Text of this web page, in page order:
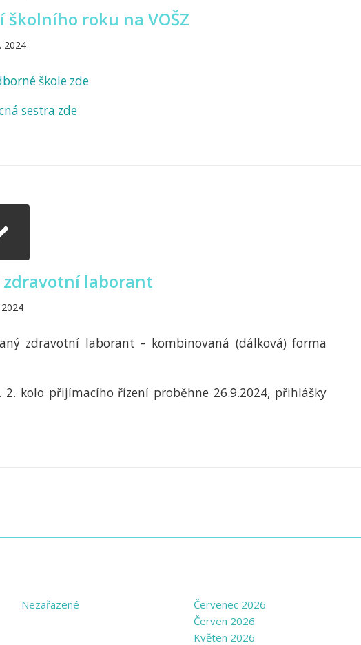
roku na VOŠZ
2024
škole zde
sestra zde
laborant
zdravotní laborant – kombinovaná (dálková) forma
kolo přijímacího řízení proběhne 26.9.2024, přihlášky
Nezařazené
Červenec 2026
Červen 2026
Květen 2026